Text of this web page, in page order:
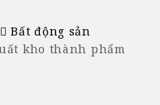
Bất động sản
kho thành phẩm